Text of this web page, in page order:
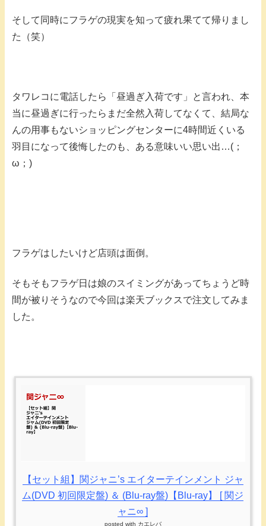
そして同時にフラゲの現実を知って疲れ果てて帰りまし
た（笑）
タワレコに電話したら「昼過ぎ入荷です」と言われ、本
当に昼過ぎに行ったらまだ全然入荷してなくて、結局な
んの用事もないショッピングセンターに4時間近くいる
羽目になって後悔したのも、ある意味いい思い出…(；
ω；)
フラゲはしたいけど店頭は面倒。
そもそもフラゲ日は娘のスイミングがあってちょうど時
間が被りそうなので今回は楽天ブックスで注文してみま
した。
【セット組】関ジャニ’s エイターテインメント ジャ
ム(DVD 初回限定盤) ＆ (Blu-ray盤)【Blu-ray】 [ 関ジ
ャニ∞ ]
posted with カエレバ